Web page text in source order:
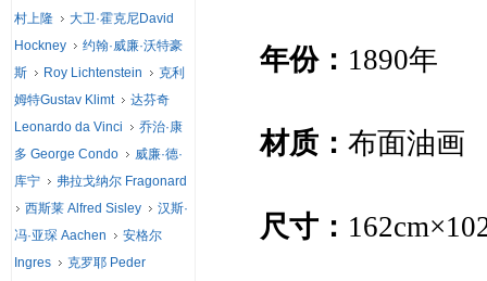
年份： 1890年
材质： 布面油画
尺寸：
村上隆
大卫·霍克尼David
Hockney
约翰·威廉·沃特豪
斯
Roy Lichtenstein
克利
姆特Gustav Klimt
达芬奇
Leonardo da Vinci
乔治·康
多 George Condo
威廉·德·
库宁
弗拉戈纳尔 Fragonard
西斯莱 Alfred Sisley
汉斯·
冯·亚琛 Aachen
安格尔
Ingres
克罗耶 Peder